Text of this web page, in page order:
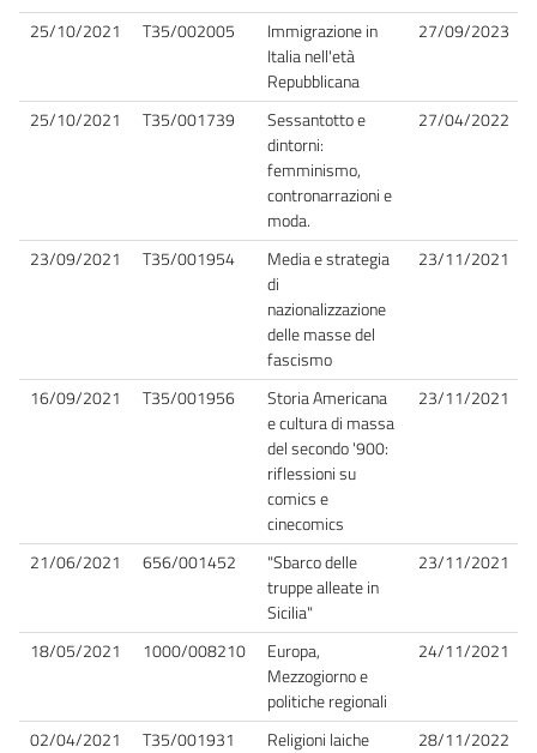
25/10/2021
T35/002005
Immigrazione in
Italia nell'età
Repubblicana
27/09/2023
25/10/2021 T35/001739
Sessantotto e
dintorni:
femminismo,
contronarrazioni e
moda.
27/04/2022
23/09/2021 T35/001954
Media e strategia
di
nazionalizzazione
delle masse del
fascismo
23/11/2021
16/09/2021 T35/001956
Storia Americana
e cultura di massa
del secondo '900:
riflessioni su
comics e
cinecomics
23/11/2021
21/06/2021 656/001452
"Sbarco delle
truppe alleate in
Sicilia"
23/11/2021
18/05/2021 1000/008210
Europa,
Mezzogiorno e
politiche regionali
24/11/2021
02/04/2021 T35/001931 Religioni laiche
28/11/2022